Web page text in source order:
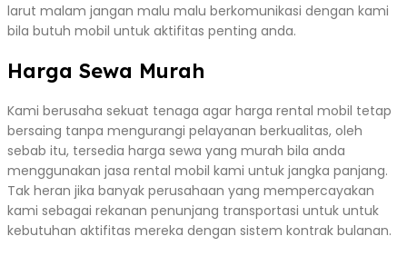
larut malam jangan malu malu berkomunikasi dengan kami
bila butuh mobil untuk aktifitas penting anda.
Harga Sewa Murah
Kami berusaha sekuat tenaga agar harga rental mobil tetap
bersaing tanpa mengurangi pelayanan berkualitas, oleh
sebab itu, tersedia harga sewa yang murah bila anda
menggunakan jasa rental mobil kami untuk jangka panjang.
Tak heran jika banyak perusahaan yang mempercayakan
kami sebagai rekanan penunjang transportasi untuk untuk
kebutuhan aktifitas mereka dengan sistem kontrak bulanan.